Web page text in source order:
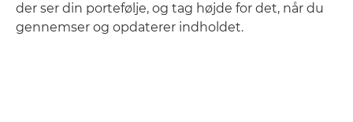
der ser din portefølje, og tag højde for det, når du
gennemser og opdaterer indholdet.